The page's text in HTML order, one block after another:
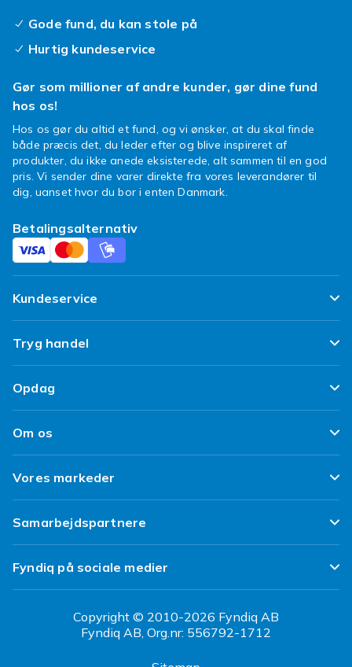
Gode fund, du kan stole på
Hurtig kundeservice
Gør som millioner af andre kunder, gør dine fund
hos os!
Hos os gør du altid et fund, og vi ønsker, at du skal finde
både præcis det, du leder efter og blive inspireret af
produkter, du ikke anede eksisterede, alt sammen til en god
pris. Vi sender dine varer direkte fra vores leverandører til
dig, uanset hvor du bor i enten Danmark.
Betalingsalternativ
Kundeservice
Ofte stillede spørgsmål
Spor min pakke
Levering
Fortryd & returner her
Tryg handel
Tilfredshedsgaranti
Kundeanmeldelser
Brukt/ Refurbished
Opdag
Top 100 fund
Design dit eget tøj
Om os
Klimaarbejde
Job hos Fyndiq
Tilgængelighed
Transparensrapport
Vores markeder
Fyndiq Sverige
Fyndiq Finland
Fyndiq Norge
CDON Danmark
CDON Sverige
Samarbejdspartnere
Partner Help Center
Regler og kvalitet
Fyndiq på sociale medier
Copyright © 2010-2026 Fyndiq AB
Fyndiq AB, Org.nr: 556792-1712